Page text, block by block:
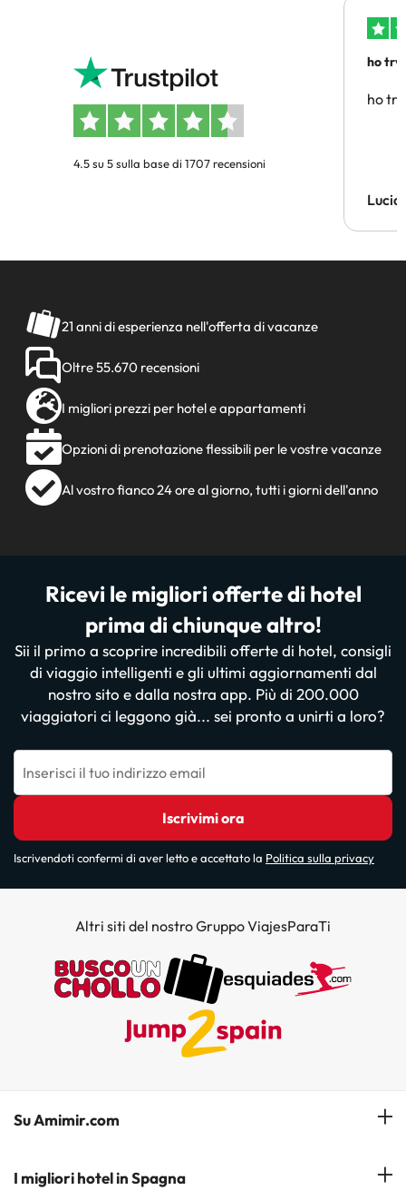
4.5 su 5 sulla base di 1707 recensioni
ho
ho
Lucia
21 anni di esperienza nell'offerta di vacanze
Oltre 55.670 recensioni
I migliori prezzi per hotel e appartamenti
Opzioni di prenotazione flessibili per le vostre vacanze
Al vostro fianco 24 ore al giorno, tutti i giorni dell'anno
Ricevi le migliori offerte di hotel
prima di chiunque altro!
Sii il primo a scoprire incredibili offerte di hotel, consigli
di viaggio intelligenti e gli ultimi aggiornamenti dal
nostro sito e dalla nostra app. Più di 200.000
viaggiatori ci leggono già... sei pronto a unirti a loro?
Inserisci il tuo indirizzo email
Iscrivimi ora
Iscrivendoti confermi di aver letto e accettato la Politica sulla privacy
Altri siti del nostro Gruppo ViajesParaTi
Su Amimir.com
Il Nostro Team
I migliori hotel in Spagna